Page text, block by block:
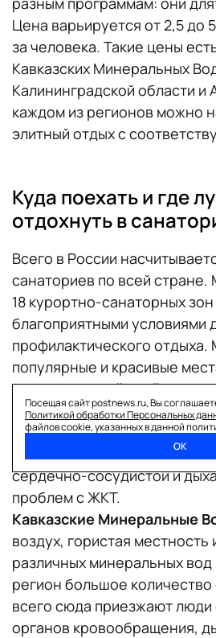
Цена варьируется от 2,5 до
за человека. Такие цены
Кавказских Минеральных
Калининградской области и
каждом из регионов можно
элитный отдых с
Куда поехать и где
отдохнуть в
Всего в России
санаториев по всей
18 курортно-санаторных
благоприятными условиями
профилактического
популярные и красивые
Краснодарский край.
климат и наличие
содержанием
подойдут для семейного
сердечно-сосудистой и
проблем с ЖКТ.
Кавказские Минеральные
воздух, гористая местность
различных минеральных вод
регион большое
всего сюда приезжают люди
органов кровообращения,
Посещая сайт postnews.ru, Вы
Политикой обработки Персональных
файлов cookie, указанных в данной
ОК